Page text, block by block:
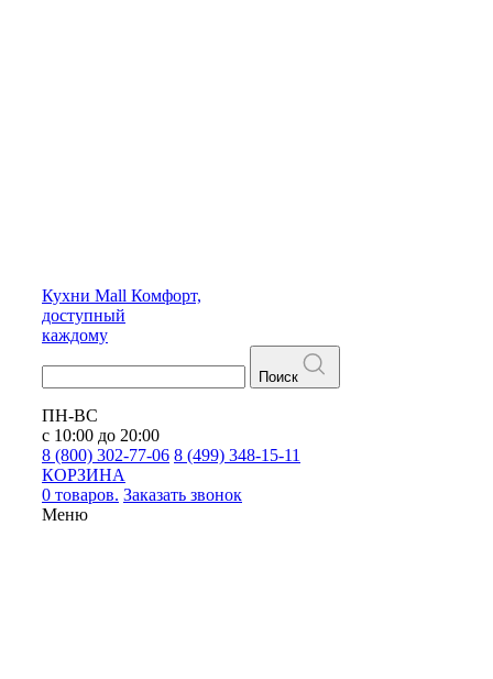
Кухни Mall Комфорт,
доступный
каждому
Поиск
ПН-ВС
с 10:00 до 20:00
8 (800) 302-77-06 8 (499) 348-15-11
КОРЗИНА
0 товаров. Заказать звонок
Меню